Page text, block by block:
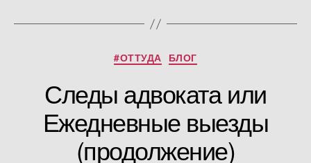
Рубрики
#ОТТУДА БЛОГ
Следы адвоката или
Ежедневные выезды
(продолжение)